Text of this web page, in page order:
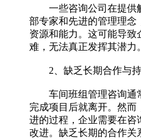
一些咨询公司在提供
部专家和先进的管理理念
资源和能力。这可能导致
难，无法真正发挥其潜力。
2、缺乏长期合作与持
车间班组管理咨询通
完成项目后就离开。然而
进的过程，企业需要在咨
改进。缺乏长期的合作关